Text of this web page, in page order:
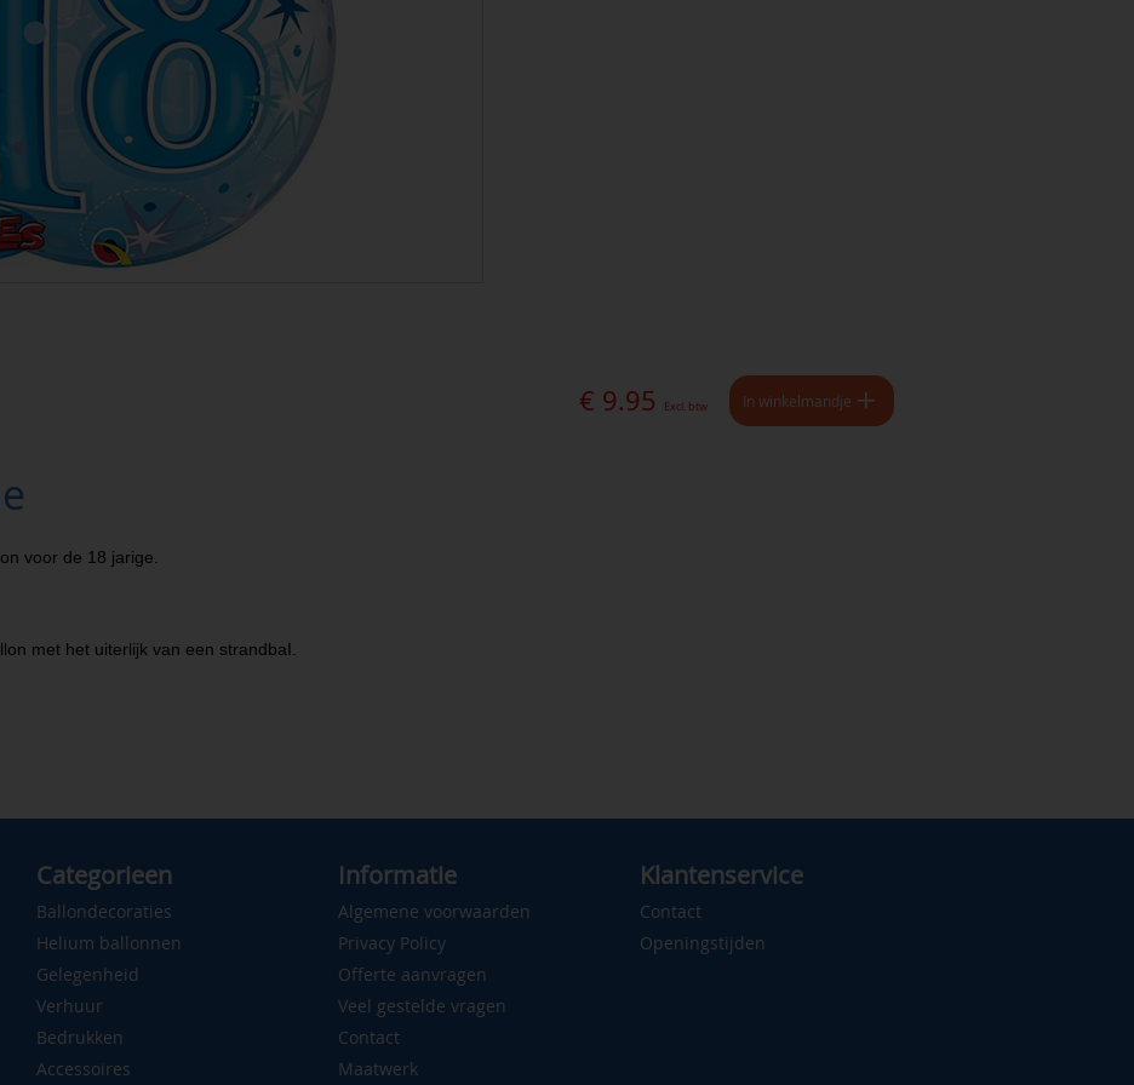
€ 9.95 Excl. btw In winkelmandje
voor de 18 jarige.
met het uiterlijk van een strandbaI.
Categorieen
Ballondecoraties
Helium ballonnen
Gelegenheid
Verhuur
Bedrukken
Accessoires
Informatie
Algemene voorwaarden
Privacy Policy
Offerte aanvragen
Veel gestelde vragen
Contact
Maatwerk
Klantenservice
Contact
Openingstijden